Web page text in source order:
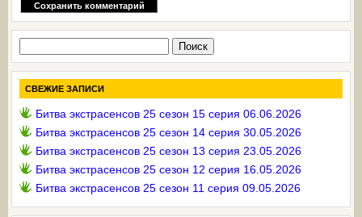
СВЕЖИЕ ЗАПИСИ
Битва экстрасенсов 25 сезон 15 серия 06.06.2026
Битва экстрасенсов 25 сезон 14 серия 30.05.2026
Битва экстрасенсов 25 сезон 13 серия 23.05.2026
Битва экстрасенсов 25 сезон 12 серия 16.05.2026
Битва экстрасенсов 25 сезон 11 серия 09.05.2026